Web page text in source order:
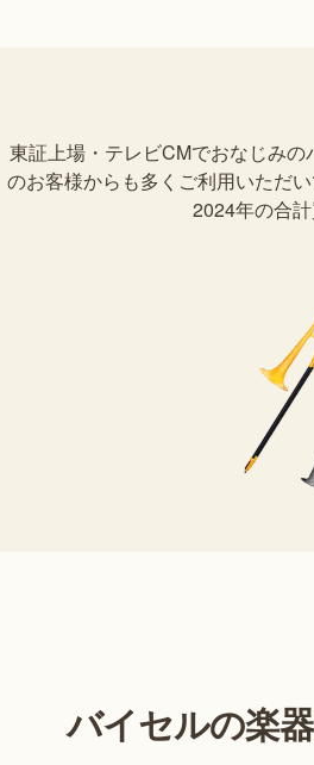
東証上場・テレビCMでおなじみ
のお客様からも多くご利用いただ
2024年の合
バイセルの楽